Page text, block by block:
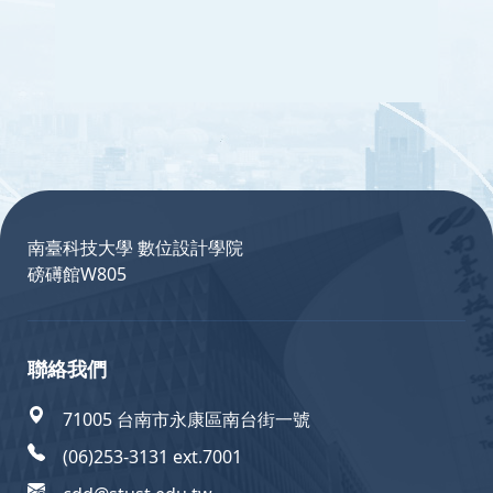
南臺科技大學 數位設計學院
磅礡館W805
聯絡我們
71005 台南市永康區南台街一號
(06)253-3131 ext.7001